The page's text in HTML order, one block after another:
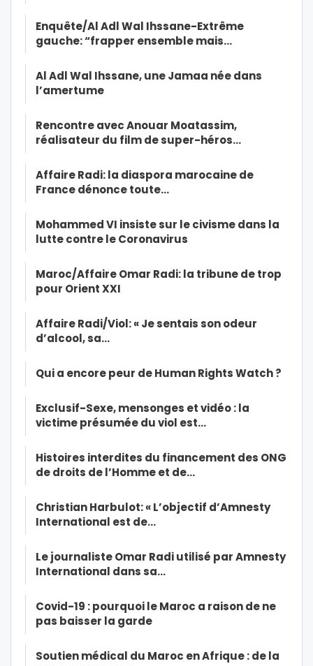
Enquête/Al Adl Wal Ihssane-Extrême
gauche: “frapper ensemble mais…
Al Adl Wal Ihssane, une Jamaa née dans
l’amertume
Rencontre avec Anouar Moatassim,
réalisateur du film de super-héros…
Affaire Radi: la diaspora marocaine de
France dénonce toute…
Mohammed VI insiste sur le civisme dans la
lutte contre le Coronavirus
Maroc/Affaire Omar Radi: la tribune de trop
pour Orient XXI
Affaire Radi/Viol: « Je sentais son odeur
d’alcool, sa…
Qui a encore peur de Human Rights Watch ?
Exclusif-Sexe, mensonges et vidéo : la
victime présumée du viol est…
Histoires interdites du financement des ONG
de droits de l’Homme et de…
Christian Harbulot: « L’objectif d’Amnesty
International est de…
Le journaliste Omar Radi utilisé par Amnesty
International dans sa…
Covid-19 : pourquoi le Maroc a raison de ne
pas baisser la garde
Soutien médical du Maroc en Afrique : de la